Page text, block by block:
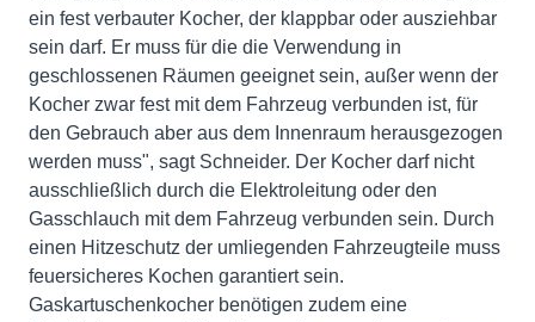
ein fest verbauter Kocher, der klappbar oder ausziehbar
sein darf. Er muss für die die Verwendung in
geschlossenen Räumen geeignet sein, außer wenn der
Kocher zwar fest mit dem Fahrzeug verbunden ist, für
den Gebrauch aber aus dem Innenraum herausgezogen
werden muss", sagt Schneider. Der Kocher darf nicht
ausschließlich durch die Elektroleitung oder den
Gasschlauch mit dem Fahrzeug verbunden sein. Durch
einen Hitzeschutz der umliegenden Fahrzeugteile muss
feuersicheres Kochen garantiert sein.
Gaskartuschenkocher benötigen zudem eine